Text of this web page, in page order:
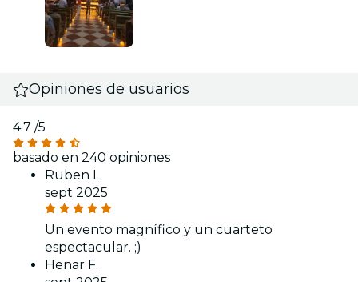
Opiniones de usuarios
4.7 /5
basado en 240 opiniones
Ruben L.
sept 2025
Un evento magnífico y un cuarteto
espectacular. ;)
Henar F.